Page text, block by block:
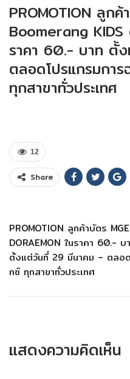
PROMOTION ลูก
Boomerang KIDS
ราคา 60.- บาท ตั้
ตลอดโปรแกรมการ
ทุกสาขาทั่วประเทศ
12
Share
PROMOTION ลูกค้าบัตร
DORAEMON ในราคา 60.- บ
ตั้งแต่วันที่ 29 มีนาคม – ตลอด
กซ์ ทุกสาขาทั่วประเทศ
แสดงความคิดเห็น